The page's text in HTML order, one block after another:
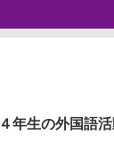
４年生の外国語